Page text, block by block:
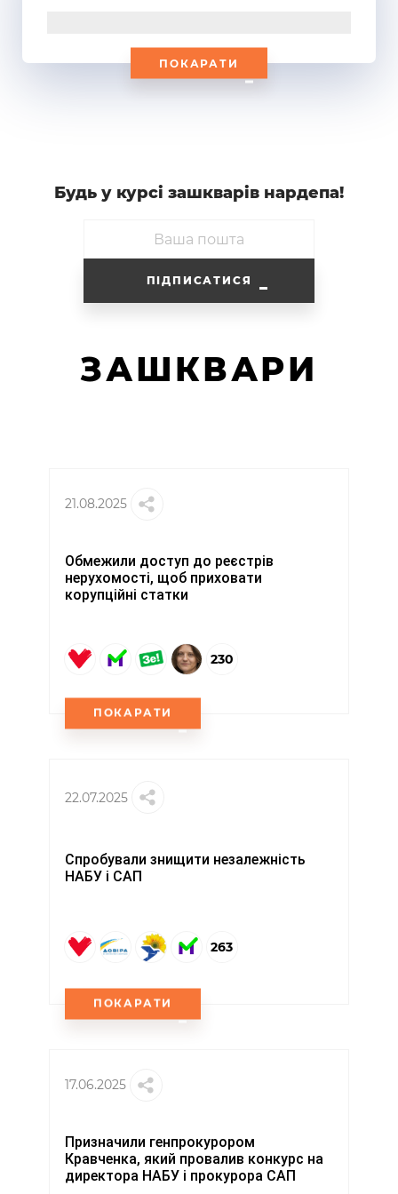
ПОКАРАТИ
Будь у курсi зашкварiв нардепа!
ПІДПИСАТИСЯ
ЗАШКВАРИ
21.08.2025
Обмежили доступ до реєстрів
нерухомості, щоб приховати
корупційні статки
230
ПОКАРАТИ
22.07.2025
Спробували знищити незалежність
НАБУ і САП
263
ПОКАРАТИ
17.06.2025
Призначили генпрокурором
Кравченка, який провалив конкурс на
директора НАБУ і прокурора САП